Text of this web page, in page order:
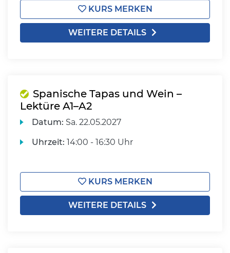
KURS MERKEN
WEITERE DETAILS
Spanische Tapas und Wein –
Lektüre A1–A2
Datum: Sa. 22.05.2027
Uhrzeit: 14:00 - 16:30 Uhr
KURS MERKEN
WEITERE DETAILS